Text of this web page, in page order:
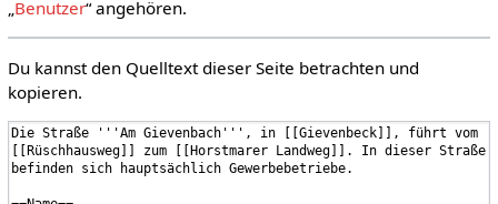
Benutzer“ angehören.
Du kannst den Quelltext dieser Seite betrachten und
kopieren.